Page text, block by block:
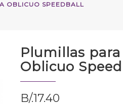
OBLICUO SPEEDBALL
Plumillas
Oblicuo
B/.17.40